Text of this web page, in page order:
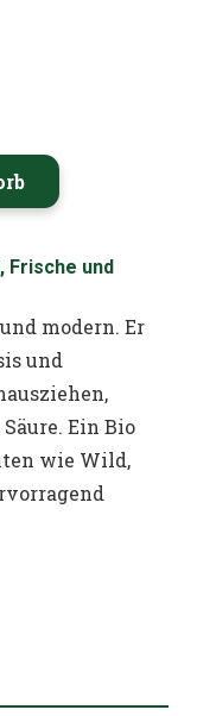
Frische und
modern. Er
und
Ein Bio
wie Wild,